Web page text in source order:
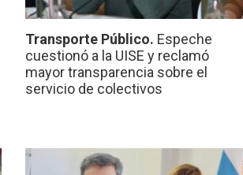
Transporte Público. Espeche
cuestionó a la UISE y reclamó
mayor transparencia sobre el
servicio de colectivos